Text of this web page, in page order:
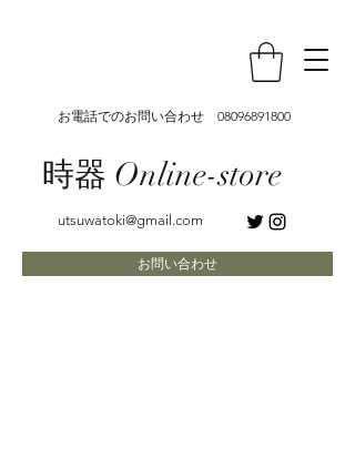
お電話でのお問い合わせ 08096891800
時器 Online-store
utsuwatoki@gmail.com
お問い合わせ